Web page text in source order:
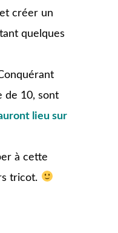
créer un
quelques
de 10, sont
lieu sur
à cette
tricot.